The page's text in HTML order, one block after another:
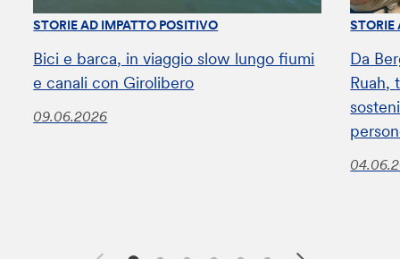
STORIE AD IMPATTO POSITIVO
Bici e barca, in viaggio slow lungo fiumi
e canali con Girolibero
09.06.2026
STORIE
Da
Ruah,